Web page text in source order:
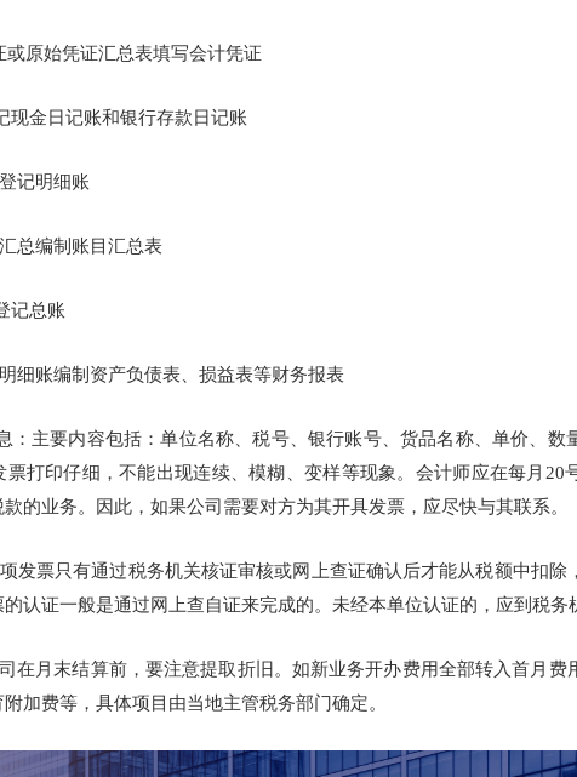
或原始凭证汇总表填写会计凭证
现金日记账和银行存款日记账
记明细账
总编制账目汇总表
记总账
细账编制资产负债表、损益表等财务报表
：主要内容包括：单位名称、税号、银行账号、货品名称、单价、数
票打印仔细，不能出现连续、模糊、变样等现象。会计师应在每月20
的业务。因此，如果公司需要对方为其开具发票，应尽快与其联系。
项发票只有通过税务机关核证审核或网上查证确认后才能从税额中扣
认证一般是通过网上查自证来完成的。未经本单位认证的，应到税务
在月末结算前，要注意提取折旧。如新业务开办费用全部转入首月费
加费等，具体项目由当地主管税务部门确定。